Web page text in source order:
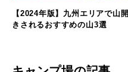
【2024年版】九州エリアで山開
きされるおすすめの山3選